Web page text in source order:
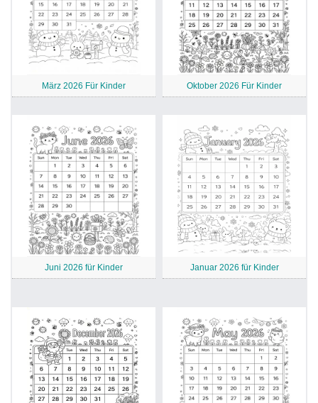
März 2026 Für Kinder Oktober 2026 Für Kinder
Juni 2026 für Kinder Januar 2026 für Kinder